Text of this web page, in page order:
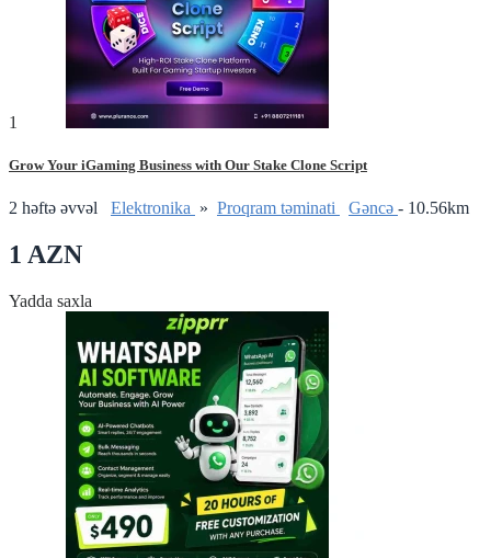
1
Grow Your iGaming Business with Our Stake Clone Script
2 həftə əvvəl Elektronika » Proqram təminati Gǝncǝ - 10.56km
1 AZN
Yadda saxla